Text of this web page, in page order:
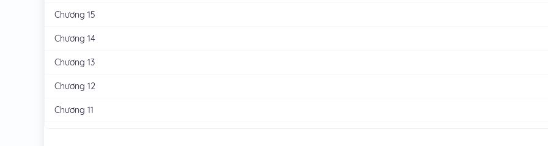
Chương 15
Chương 14
Chương 13
Chương 12
Chương 11